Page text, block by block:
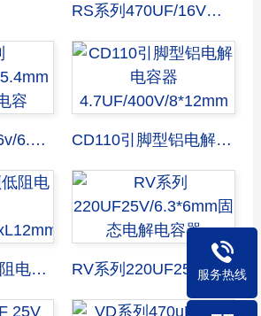
RS系列470UF/16V固态电解电容D6.3xL10mm
VT系列100uf/16v/6.3x5.4mm贴片铝电解电容 CD110引脚型铝电解电容器4.7UF/400V/8*12mm
CD288H高频低阻电容器470UF/16V/D8xL12mm RV系列220UF25V/6.3*6mm固态电解电容器
服务热线